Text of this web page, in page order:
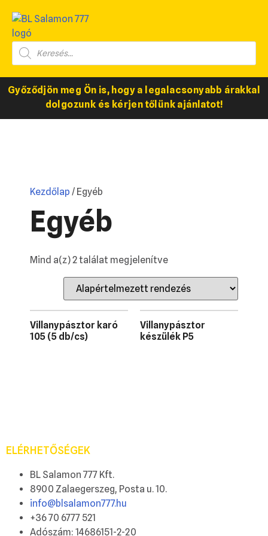
Győződjön meg Ön is, hogy a legalacsonyabb árakkal
dolgozunk és kérjen tőlünk ajánlatot!
Kezdőlap / Egyéb
Egyéb
Mind a(z) 2 találat megjelenítve
Villanypásztor karó
105 (5 db/cs)
Villanypásztor
készülék P5
ELÉRHETŐSÉGEK
BL Salamon 777 Kft.
8900 Zalaegerszeg, Posta u. 10.
info@blsalamon777.hu
+36 70 6777 521
Adószám: 14686151-2-20